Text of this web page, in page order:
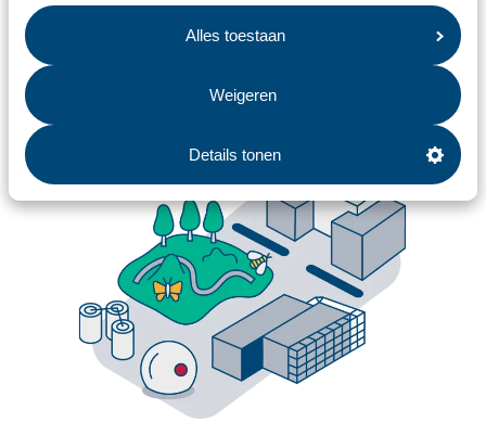
Alles toestaan
Weigeren
Details tonen
een nieuwe stofzuigerkap en een oud matras een nieuwe
judomat.